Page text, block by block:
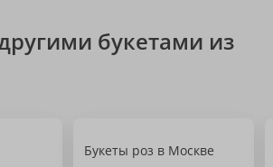
букетами из
Букеты роз в Москве